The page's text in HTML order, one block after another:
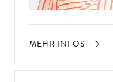
MEHR INFOS